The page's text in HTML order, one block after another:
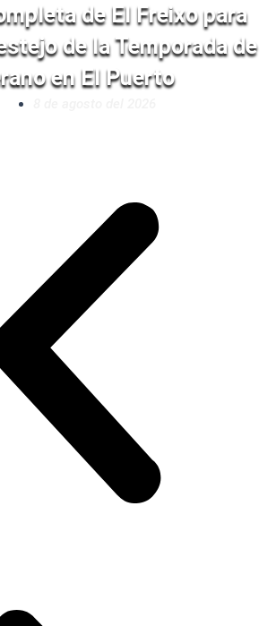
de El Freixo para
de la Temporada de
en El Puerto